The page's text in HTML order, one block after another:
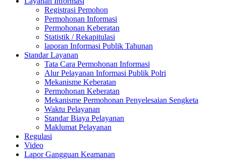
Registrasi Pemohon
Permohonan Informasi
Permohonan Keberatan
Statistik / Rekapitulasi
laporan Informasi Publik Tahunan
Standar Layanan
Tata Cara Permohonan Informasi
Alur Pelayanan Informasi Publik Polri
Mekanisme Keberatan
Permohonan Keberatan
Mekanisme Permohonan Penyelesaian Sengketa
Waktu Pelayanan
Standar Biaya Pelayanan
Maklumat Pelayanan
Regulasi
Video
Lapor Gangguan Keamanan